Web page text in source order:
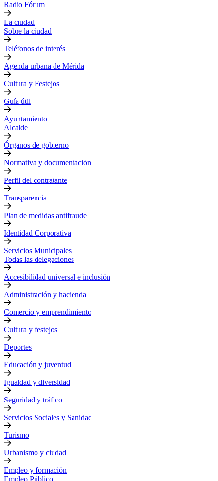
Radio Fórum
La ciudad
Sobre la ciudad
Teléfonos de interés
Agenda urbana de Mérida
Cultura y Festejos
Guía útil
Ayuntamiento
Alcalde
Órganos de gobierno
Normativa y documentación
Perfil del contratante
Transparencia
Plan de medidas antifraude
Identidad Corporativa
Servicios Municipales
Todas las delegaciones
Accesibilidad universal e inclusión
Administración y hacienda
Comercio y emprendimiento
Cultura y festejos
Deportes
Educación y juventud
Igualdad y diversidad
Seguridad y tráfico
Servicios Sociales y Sanidad
Turismo
Urbanismo y ciudad
Empleo y formación
Empleo Público